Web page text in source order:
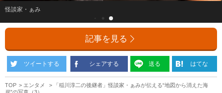
怪談家・ぁみ
記事を見る
ツイートする シェアする 送る はてな
TOP エンタメ
「稲川淳二の後継者」怪談家・ぁみが伝える“地図から消えた海